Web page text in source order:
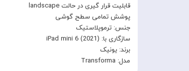
قابلیت قرار گیری در حالت landscape
پوشش تمامی سطح گوشی
جنس: ترموپلاستیک
سازگاری با: iPad mini 6 (2021)
برند: یونیک
مدل: Transforma